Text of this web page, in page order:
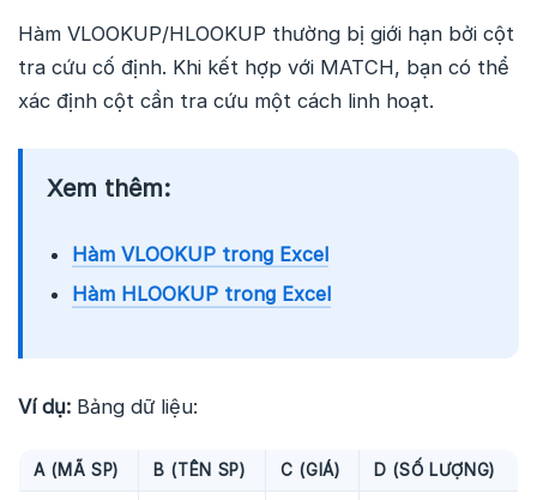
Hàm VLOOKUP/HLOOKUP thường bị giới hạn bởi cột
tra cứu cố định. Khi kết hợp với MATCH, bạn có thể
xác định cột cần tra cứu một cách linh hoạt.
Xem thêm:
Hàm VLOOKUP trong Excel
Hàm HLOOKUP trong Excel
Ví dụ: Bảng dữ liệu:
A (MÃ SP) B (TÊN SP) C (GIÁ) D (SỐ LƯỢNG)